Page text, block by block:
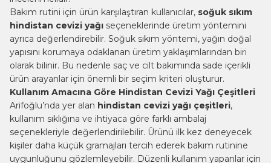
Bakım rutini için ürün karşılaştıran kullanıcılar, soğuk sıkım
hindistan cevizi yağı seçeneklerinde üretim yöntemini
ayrıca değerlendirebilir. Soğuk sıkım yöntemi, yağın doğal
yapısını korumaya odaklanan üretim yaklaşımlarından biri
olarak bilinir. Bu nedenle saç ve cilt bakımında sade içerikli
ürün arayanlar için önemli bir seçim kriteri oluşturur.
Kullanım Amacına Göre Hindistan Cevizi Yağı Çeşitleri
Arifoğlu’nda yer alan hindistan cevizi yağı çeşitleri,
kullanım sıklığına ve ihtiyaca göre farklı ambalaj
seçenekleriyle değerlendirilebilir. Ürünü ilk kez deneyecek
kişiler daha küçük gramajları tercih ederek bakım rutinine
uygunluğunu gözlemleyebilir. Düzenli kullanım yapanlar için